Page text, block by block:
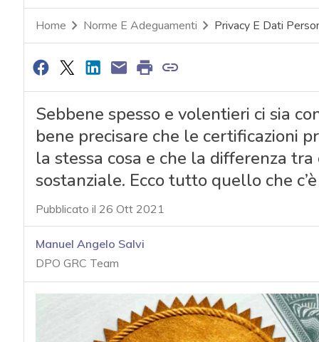
Home Norme E Adeguamenti Privacy E Dati
Sebbene spesso e volentieri ci sia
bene precisare che le certificazioni
la stessa cosa e che la differenza
sostanziale. Ecco tutto quello che
Pubblicato il 26 Ott 2021
Manuel Angelo Salvi
DPO GRC Team